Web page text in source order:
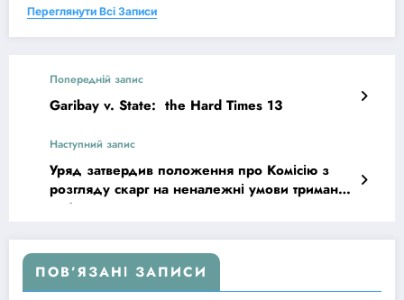
Переглянути Всі Записи
Попередній запис
Garibay v. State: the Hard Times 13
Наступний запис
Уряд затвердив положення про Комісію з
розгляду скарг на неналежні умови тримання
у в’язницях
ПОВ’ЯЗАНІ ЗАПИСИ